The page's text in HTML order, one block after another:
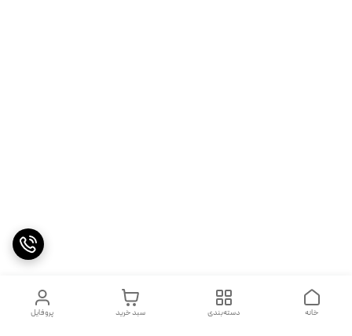
پروفایل سبد خرید دسته‌بندی خانه